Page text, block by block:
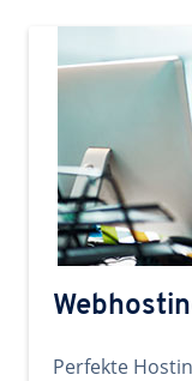
Perfekte